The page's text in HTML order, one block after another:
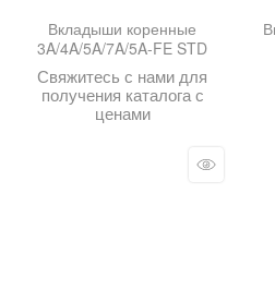
Вкладыши коренные
3A/4A/5A/7A/5A-FE STD
Свяжитесь с нами для
получения каталога с
ценами